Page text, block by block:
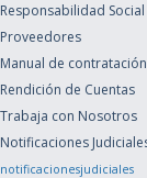
Responsabilidad Social
Proveedores
Manual de
Rendición de Cuentas
Trabaja con Nosotros
Notificaciones
notificacionesjudiciales